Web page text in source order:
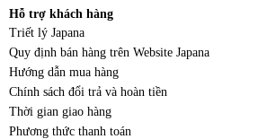
Hỗ trợ khách hàng
Triết lý Japana
Quy định bán hàng trên Website Japana
Hướng dẫn mua hàng
Chính sách đổi trả và hoàn tiền
Thời gian giao hàng
Phương thức thanh toán